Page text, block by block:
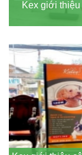
Kex giới